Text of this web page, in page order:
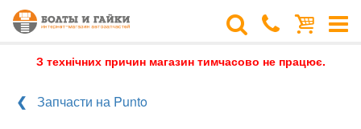
З технічних причин магазин тимчасово не працює.
Запчасти на Punto